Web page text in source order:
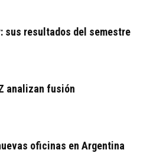
sus resultados del semestre
analizan fusión
oficinas en Argentina